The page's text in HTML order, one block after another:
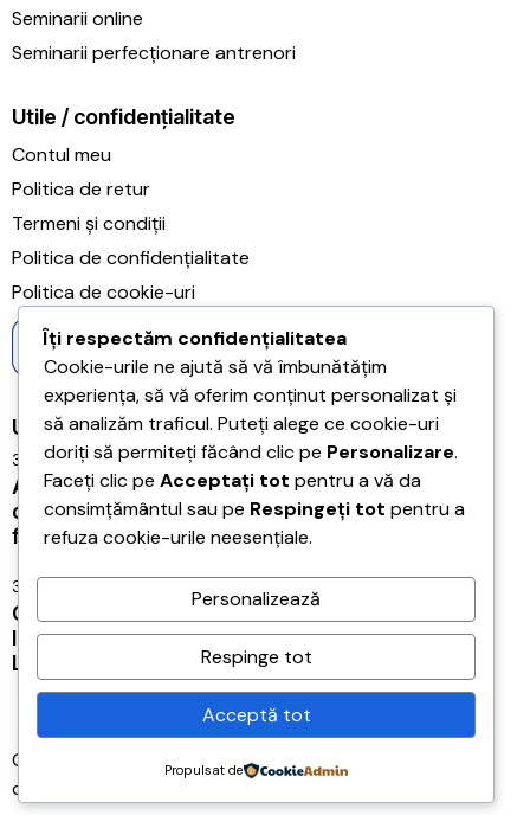
Seminarii online
Seminarii perfecționare antrenori
Utile / confidențialitate
Contul meu
Politica de retur
Termeni și condiții
Politica de confidențialitate
Politica de cookie-uri
Ultimele articole
31/07/2026
Acreditarea Școlii Postliceale CRSSE Timișoara
confirmă legalitatea și calitatea programului de
formare a antrenorilor
31/07/2026
CONEXIUNILE – LEGĂTURILE ÎNTRE JUCĂTORI,
IMPORTANȚA TACTICĂ ȘI FUNCȚIONALITATEA
LOR
Copyright © 2026 TOP COACHES AHEAD SRL
drepturile rezervate. Site realizat de
Îți respectăm confidențialitatea
Cookie-urile ne ajută să vă îmbunătățim
experiența, să vă oferim conținut personalizat și
să analizăm traficul. Puteți alege ce cookie-uri
doriți să permiteți făcând clic pe Personalizare.
Faceți clic pe Acceptați tot pentru a vă da
consimțământul sau pe Respingeți tot pentru a
refuza cookie-urile neesențiale.
Personalizează
Respinge tot
Acceptă tot
Propulsat de